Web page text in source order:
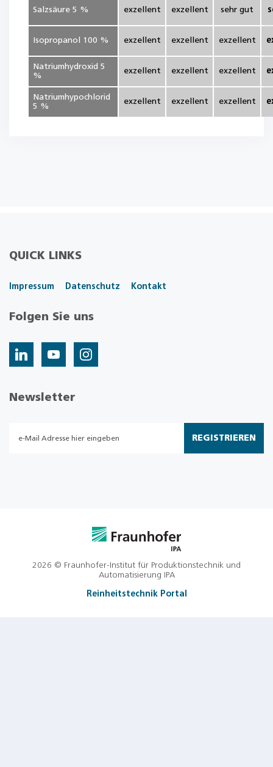
Salzsäure 5 % exzellent exzellent sehr gut
Isopropanol 100 % exzellent exzellent exzellent
Natriumhydroxid 5
%
exzellent exzellent exzellent
Natriumhypochlorid
5 %
exzellent exzellent exzellent
QUICK LINKS
Impressum Datenschutz Kontakt
Folgen Sie uns
Newsletter
REGISTRIEREN
2026 © Fraunhofer-Institut für Produktionstechnik und
Automatisierung IPA
Reinheitstechnik Portal